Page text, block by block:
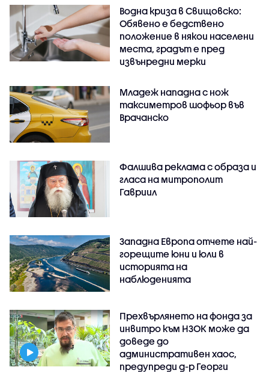
Водна криза в Свищовско:
Обявено е бедствено
положение в някои населени
места, градът е пред
извънредни мерки
Младеж нападна с нож
таксиметров шофьор във
Врачанско
Фалшива реклама с образа и
гласа на митрополит
Гавриил
Западна Европа отчете най-
горещите юни и юли в
историята на
наблюденията
Прехвърлянето на фонда за
инвитро към НЗОК може да
доведе до
административен хаос,
предупреди д-р Георги